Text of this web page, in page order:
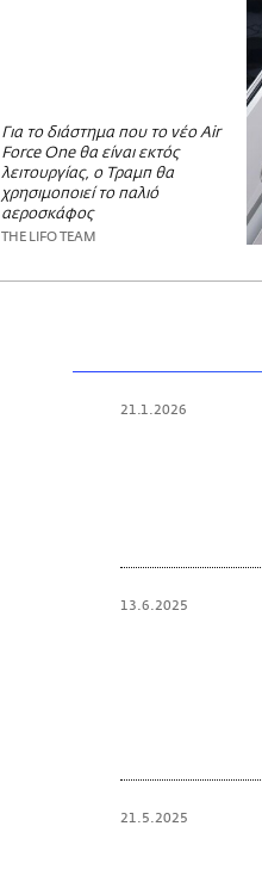
Για το διάστημα που το νέο Air
Force One θα είναι εκτός
λειτουργίας, ο Τραμπ θα
χρησιμοποιεί το παλιό
αεροσκάφος
THE LIFO TEAM
21.1.2026
13.6.2025
21.5.2025